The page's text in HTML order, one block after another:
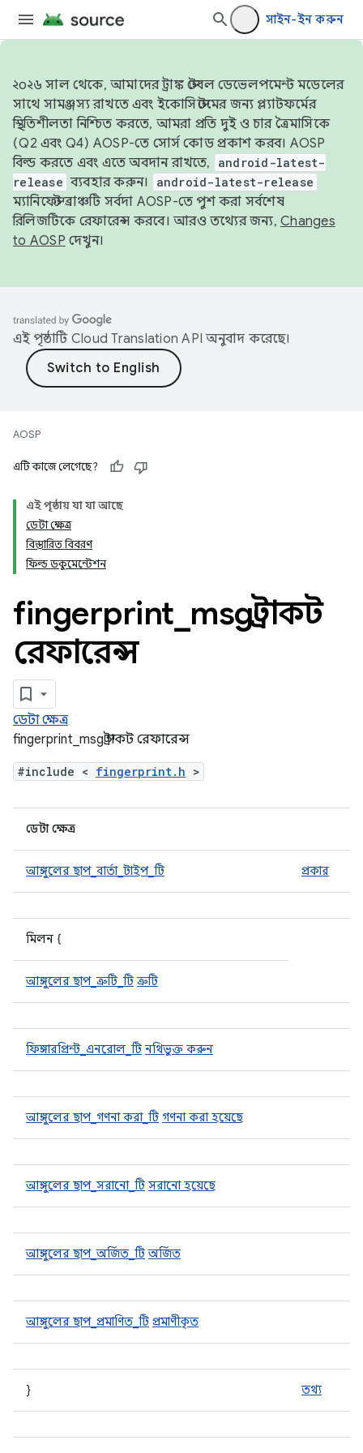
সাইন-ইন করুন
২০২৬ সাল থেকে, আমাদের ট্রাঙ্ক স্টেবল ডেভেলপমেন্ট মডেলের
সাথে সামঞ্জস্য রাখতে এবং ইকোসিস্টেমের জন্য প্ল্যাটফর্মের
স্থিতিশীলতা নিশ্চিত করতে, আমরা প্রতি দুই ও চার ত্রৈমাসিকে
(Q2 এবং Q4) AOSP-তে সোর্স কোড প্রকাশ করব। AOSP
বিল্ড করতে এবং এতে অবদান রাখতে,
android-latest-
release ব্যবহার করুন। android-latest-release
ম্যানিফেস্ট ব্রাঞ্চটি সর্বদা AOSP-তে পুশ করা সর্বশেষ
রিলিজটিকে রেফারেন্স করবে। আরও তথ্যের জন্য, Changes
to AOSP দেখুন।
এই পৃষ্ঠাটি Cloud Translation API অনুবাদ করেছে।
AOSP
এটি কাজে লেগেছে?
এই পৃষ্ঠায় যা যা আছে
ডেটা ক্ষেত্র
বিস্তারিত বিবরণ
ফিল্ড ডকুমেন্টেশন
fingerprint msg স্ট্রাকট
রেফারেন্স
ডেটা ক্ষেত্র
fingerprint_msg স্ট্রাকট রেফারেন্স
#include < fingerprint.h >
ডেটা ক্ষেত্র
আঙ্গুলের ছাপ_বার্তা_টাইপ_টি প্রকার
মিলন {
আঙ্গুলের ছাপ_ত্রুটি_টি ত্রুটি
ফিঙ্গারপ্রিন্ট_এনরোল_টি নথিভুক্ত করুন
আঙ্গুলের ছাপ_গণনা করা_টি গণনা করা হয়েছে
আঙ্গুলের ছাপ_সরানো_টি সরানো হয়েছে
আঙ্গুলের ছাপ_অর্জিত_টি অর্জিত
আঙ্গুলের ছাপ_প্রমাণিত_টি প্রমাণীকৃত
} তথ্য